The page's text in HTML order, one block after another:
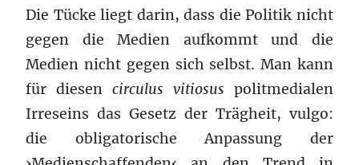
Die Tücke liegt darin, dass die Politik nicht
gegen die Medien aufkommt und die
Medien nicht gegen sich selbst. Man kann
für diesen circulus vitiosus politmedialen
Irreseins das Gesetz der Trägheit, vulgo:
die obligatorische Anpassung der